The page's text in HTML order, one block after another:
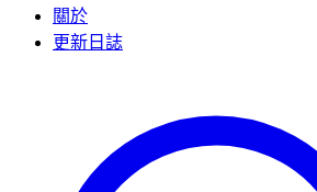
關於
更新日誌